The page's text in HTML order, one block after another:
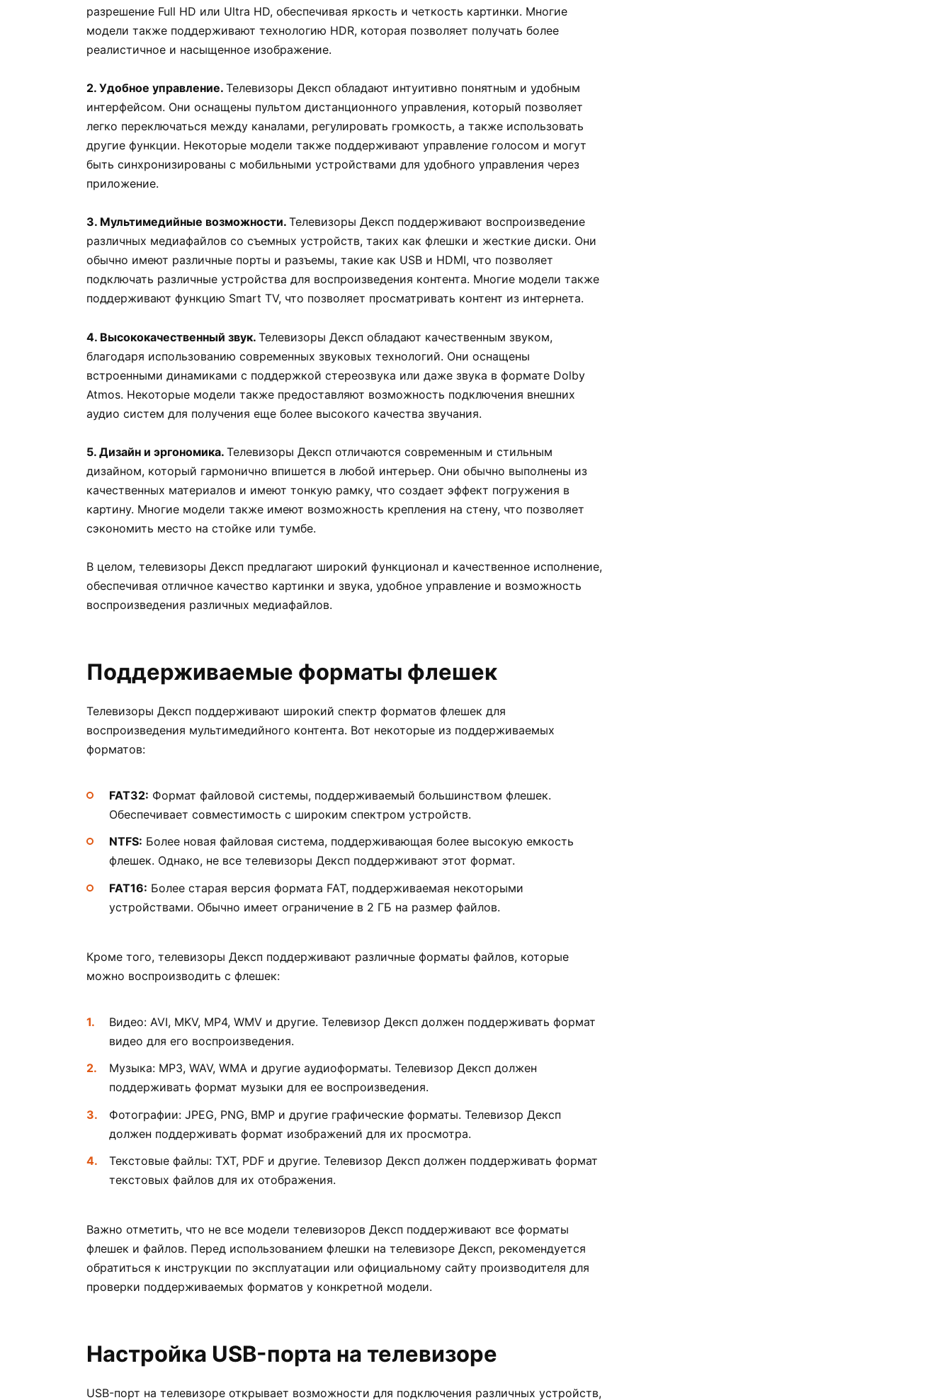
разрешение Full HD или Ultra HD, обеспечивая яркость и четкость картинки. Многие
модели также поддерживают технологию HDR, которая позволяет получать более
реалистичное и насыщенное изображение.
2. Удобное управление. Телевизоры Дексп обладают интуитивно понятным и удобным
интерфейсом. Они оснащены пультом дистанционного управления, который позволяет
легко переключаться между каналами, регулировать громкость, а также использовать
другие функции. Некоторые модели также поддерживают управление голосом и могут
быть синхронизированы с мобильными устройствами для удобного управления через
приложение.
3. Мультимедийные возможности. Телевизоры Дексп поддерживают воспроизведение
различных медиафайлов со съемных устройств, таких как флешки и жесткие диски. Они
обычно имеют различные порты и разъемы, такие как USB и HDMI, что позволяет
подключать различные устройства для воспроизведения контента. Многие модели также
поддерживают функцию Smart TV, что позволяет просматривать контент из интернета.
4. Высококачественный звук. Телевизоры Дексп обладают качественным звуком,
благодаря использованию современных звуковых технологий. Они оснащены
встроенными динамиками с поддержкой стереозвука или даже звука в формате Dolby
Atmos. Некоторые модели также предоставляют возможность подключения внешних
аудио систем для получения еще более высокого качества звучания.
5. Дизайн и эргономика. Телевизоры Дексп отличаются современным и стильным
дизайном, который гармонично впишется в любой интерьер. Они обычно выполнены из
качественных материалов и имеют тонкую рамку, что создает эффект погружения в
картину. Многие модели также имеют возможность крепления на стену, что позволяет
сэкономить место на стойке или тумбе.
В целом, телевизоры Дексп предлагают широкий функционал и качественное исполнение,
обеспечивая отличное качество картинки и звука, удобное управление и возможность
воспроизведения различных медиафайлов.
Поддерживаемые форматы флешек
Телевизоры Дексп поддерживают широкий спектр форматов флешек для
воспроизведения мультимедийного контента. Вот некоторые из поддерживаемых
форматов:
FAT32: Формат файловой системы, поддерживаемый большинством флешек.
Обеспечивает совместимость с широким спектром устройств.
NTFS: Более новая файловая система, поддерживающая более высокую емкость
флешек. Однако, не все телевизоры Дексп поддерживают этот формат.
FAT16: Более старая версия формата FAT, поддерживаемая некоторыми
устройствами. Обычно имеет ограничение в 2 ГБ на размер файлов.
Кроме того, телевизоры Дексп поддерживают различные форматы файлов, которые
можно воспроизводить с флешек:
Видео: AVI, MKV, MP4, WMV и другие. Телевизор Дексп должен поддерживать формат
видео для его воспроизведения.
Музыка: MP3, WAV, WMA и другие аудиоформаты. Телевизор Дексп должен
поддерживать формат музыки для ее воспроизведения.
Фотографии: JPEG, PNG, BMP и другие графические форматы. Телевизор Дексп
должен поддерживать формат изображений для их просмотра.
Текстовые файлы: TXT, PDF и другие. Телевизор Дексп должен поддерживать формат
текстовых файлов для их отображения.
Важно отметить, что не все модели телевизоров Дексп поддерживают все форматы
флешек и файлов. Перед использованием флешки на телевизоре Дексп, рекомендуется
обратиться к инструкции по эксплуатации или официальному сайту производителя для
проверки поддерживаемых форматов у конкретной модели.
Настройка USB-порта на телевизоре
USB-порт на телевизоре открывает возможности для подключения различных устройств,